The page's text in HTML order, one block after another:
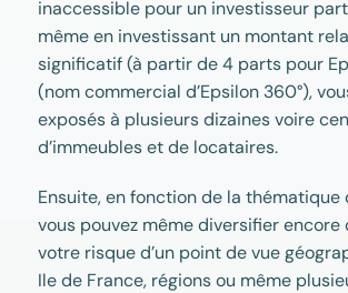
inaccessible pour un investisseur
même en investissant un montant
significatif (à partir de 4 parts pour
(nom commercial d’Epsilon 360°),
exposés à plusieurs dizaines voire
d’immeubles et de locataires.
Ensuite, en fonction de la thématique
vous pouvez même diversifier encore
votre risque d’un point de vue
Ile de France, régions ou même